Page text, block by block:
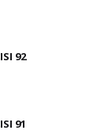
92
91